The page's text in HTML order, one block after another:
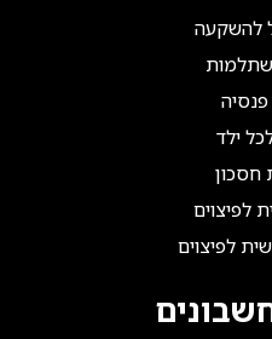
להשקעה
ילד
חסכון
לפיצוים
לפיצוים